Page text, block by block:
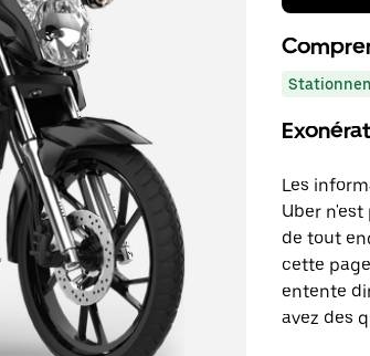
Les
Uber
de tout
cette
entente
avez des